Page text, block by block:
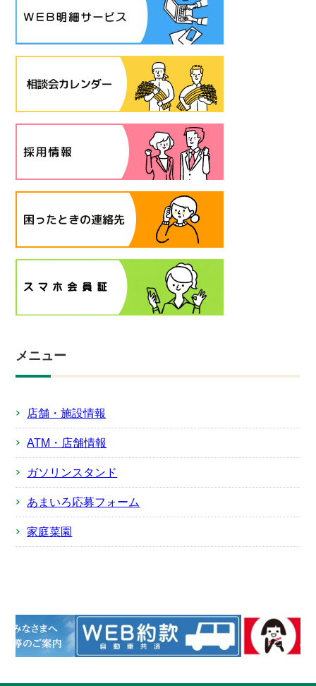
メニュー
店舗・施設情報
ATM・店舗情報
ガソリンスタンド
あまいろ応募フォーム
家庭菜園